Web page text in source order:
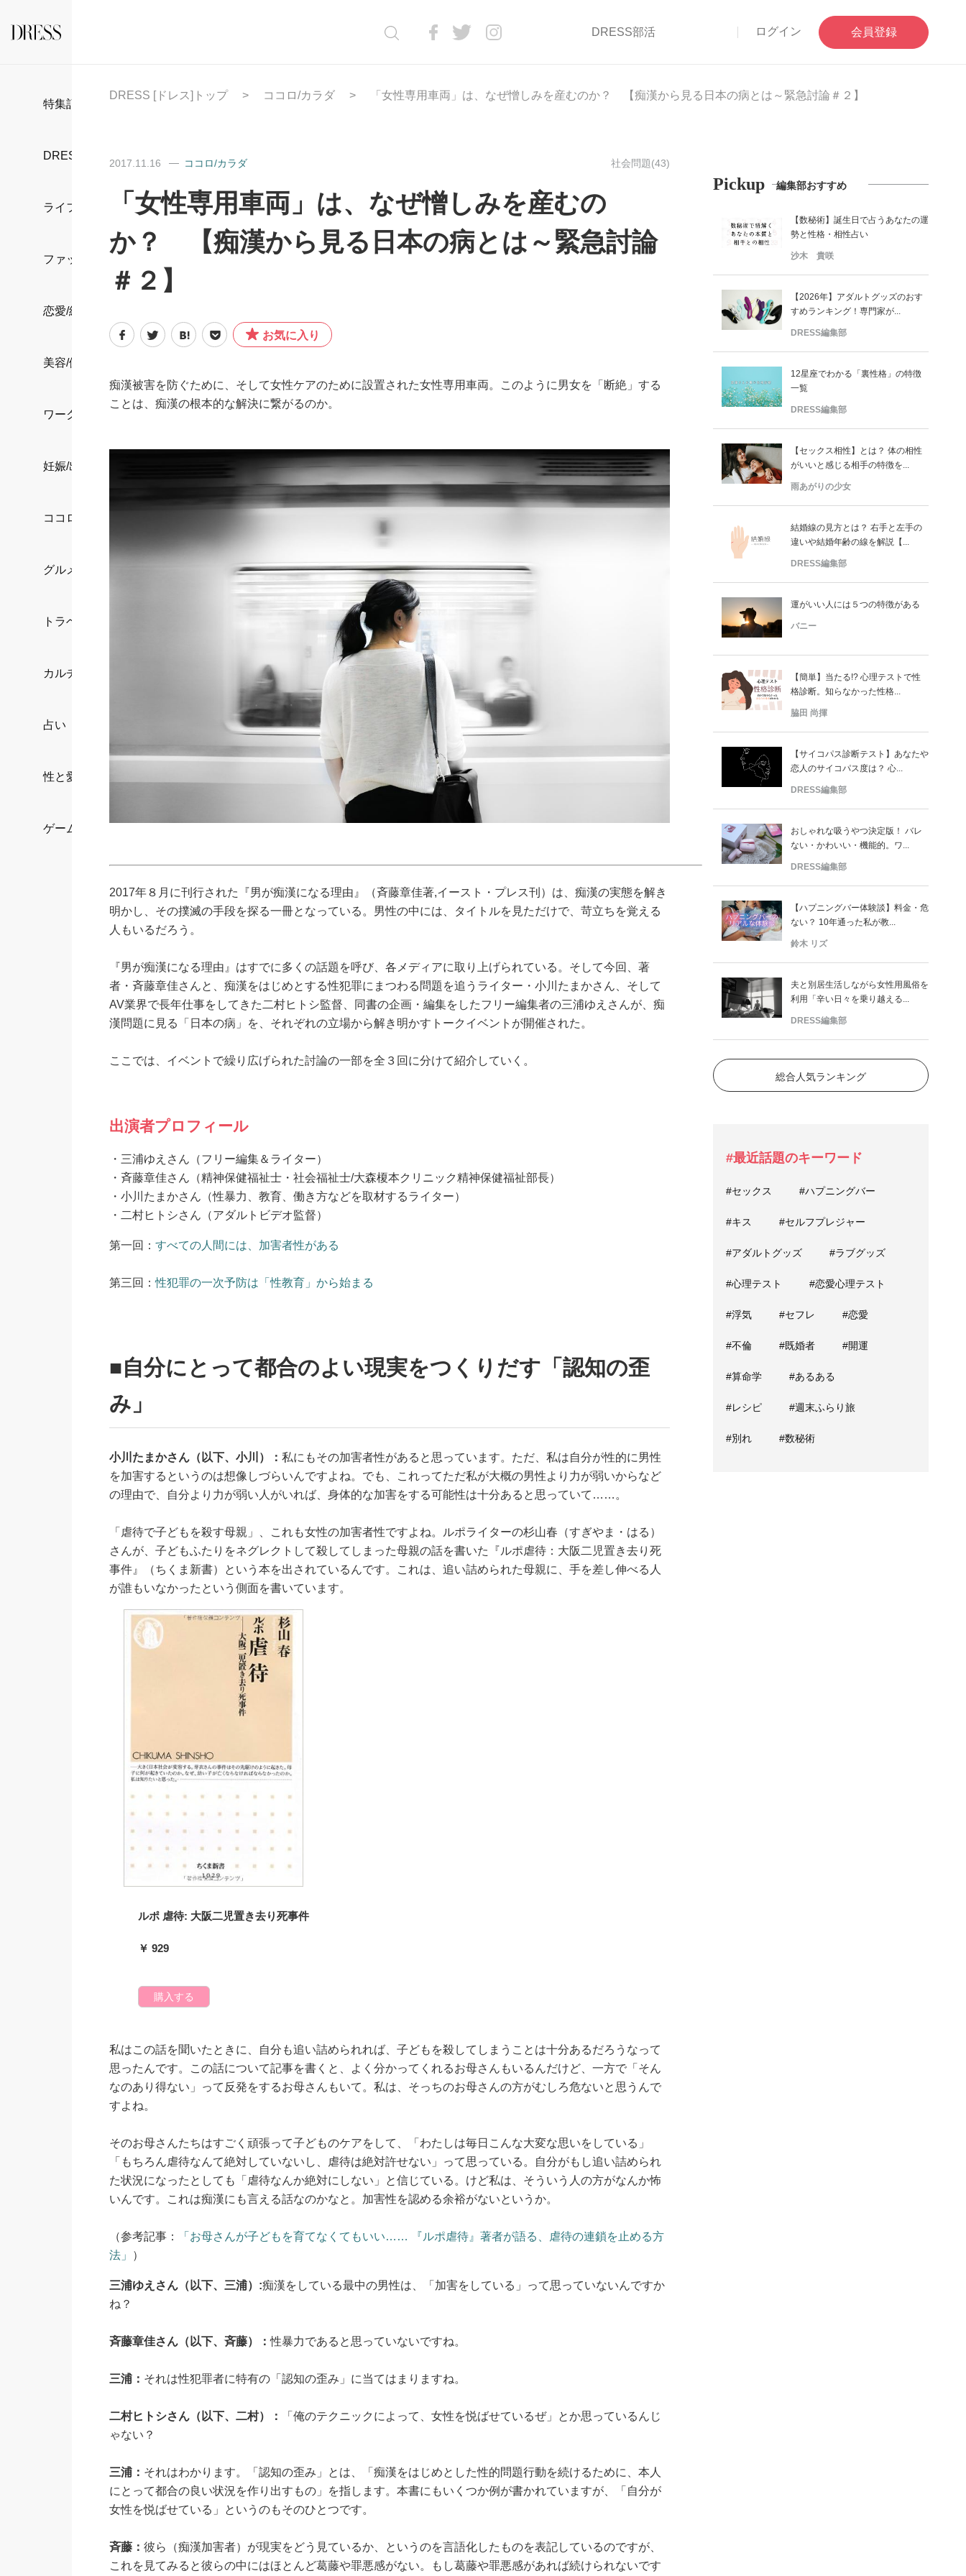
DRESS部活 ログイン 会員登録
特集記事
DRESS部活
ライフスタイル
ファッション
恋愛/結婚/離婚
美容/健康
ワークスタイル
妊娠/出産/家族
ココロ/カラダ
グルメ
トラベル
カルチャー/エンタメ
占い
性と愛
ゲーム
DRESS [ドレス]トップ ココロ/カラダ 「女性専用車両」は、なぜ憎しみを産むのか？ 【痴漢から見る日本の病とは～緊急討論＃２】
2017.11.16 ココロ/カラダ 社会問題(43)
「女性専用車両」は、なぜ憎しみを産むの
か？ 【痴漢から見る日本の病とは～緊急討論
＃２】
お気に入り
痴漢被害を防ぐために、そして女性ケアのために設置された女性専用車両。このように男女を「断絶」する
ことは、痴漢の根本的な解決に繋がるのか。
2017年８月に刊行された『男が痴漢になる理由』（斉藤章佳著,イースト・プレス刊）は、痴漢の実態を解き
明かし、その撲滅の手段を探る一冊となっている。男性の中には、タイトルを見ただけで、苛立ちを覚える
人もいるだろう。
『男が痴漢になる理由』はすでに多くの話題を呼び、各メディアに取り上げられている。そして今回、著
者・斉藤章佳さんと、痴漢をはじめとする性犯罪にまつわる問題を追うライター・小川たまかさん、そして
AV業界で長年仕事をしてきた二村ヒトシ監督、同書の企画・編集をしたフリー編集者の三浦ゆえさんが、痴
漢問題に見る「日本の病」を、それぞれの立場から解き明かすトークイベントが開催された。
ここでは、イベントで繰り広げられた討論の一部を全３回に分けて紹介していく。
出演者プロフィール
・三浦ゆえさん（フリー編集＆ライター）
・斉藤章佳さん（精神保健福祉士・社会福祉士/大森榎本クリニック精神保健福祉部長）
・小川たまかさん（性暴力、教育、働き方などを取材するライター）
・二村ヒトシさん（アダルトビデオ監督）
第一回： すべての人間には、加害者性がある
第三回：性犯罪の一次予防は「性教育」から始まる
■自分にとって都合のよい現実をつくりだす「認知の歪
み」
小川たまかさん（以下、小川）： 私にもその加害者性があると思っています。ただ、私は自分が性的に男性
を加害するというのは想像しづらいんですよね。でも、これってただ私が大概の男性より力が弱いからなど
の理由で、自分より力が弱い人がいれば、身体的な加害をする可能性は十分あると思っていて……。
「虐待で子どもを殺す母親」、これも女性の加害者性ですよね。ルポライターの杉山春（すぎやま・はる）
さんが、子どもふたりをネグレクトして殺してしまった母親の話を書いた『ルポ虐待：大阪二児置き去り死
事件』（ちくま新書）という本を出されているんです。これは、追い詰められた母親に、手を差し伸べる人
が誰もいなかったという側面を書いています。
ルポ 虐待: 大阪二児置き去り死事件
￥ 929
購入する
私はこの話を聞いたときに、自分も追い詰められれば、子どもを殺してしまうことは十分あるだろうなって
思ったんです。この話について記事を書くと、よく分かってくれるお母さんもいるんだけど、一方で「そん
なのあり得ない」って反発をするお母さんもいて。私は、そっちのお母さんの方がむしろ危ないと思うんで
すよね。
そのお母さんたちはすごく頑張って子どものケアをして、「わたしは毎日こんな大変な思いをしている」
「もちろん虐待なんて絶対していないし、虐待は絶対許せない」って思っている。自分がもし追い詰められ
た状況になったとしても「虐待なんか絶対にしない」と信じている。けど私は、そういう人の方がなんか怖
いんです。これは痴漢にも言える話なのかなと。加害性を認める余裕がないというか。
（参考記事：
「お母さんが子どもを育てなくてもいい…… 『ルポ虐待』著者が語る、虐待の連鎖を止める方
法」
）
三浦ゆえさん（以下、三浦）:痴漢をしている最中の男性は、「加害をしている」って思っていないんですか
ね？
斉藤章佳さん（以下、斉藤）：性暴力であると思っていないですね。
三浦： それは性犯罪者に特有の「認知の歪み」に当てはまりますね。
二村ヒトシさん（以下、二村）：
「俺のテクニックによって、女性を悦ばせているぜ」とか思っているんじ
ゃない？
三浦： それはわかります。「認知の歪み」とは、「痴漢をはじめとした性的問題行動を続けるために、本人
にとって都合の良い状況を作り出すもの」を指します。本書にもいくつか例が書かれていますが、「自分が
女性を悦ばせている」というのもそのひとつです。
斉藤： 彼ら（痴漢加害者）が現実をどう見ているか、というのを言語化したものを表記しているのですが、
これを見てみると彼らの中にはほとんど葛藤や罪悪感がない。もし葛藤や罪悪感があれば続けられないです
Pickup 編集部おすすめ
【数秘術】誕生日で占うあなたの運
勢と性格・相性占い
沙木 貴咲
【2026年】アダルトグッズのおす
すめランキング！専門家が...
DRESS編集部
12星座でわかる「裏性格」の特徴
一覧
DRESS編集部
【セックス相性】とは？ 体の相性
がいいと感じる相手の特徴を...
雨あがりの少女
結婚線の見方とは？ 右手と左手の
違いや結婚年齢の線を解説【...
DRESS編集部
運がいい人には５つの特徴がある
バニー
【簡単】当たる!? 心理テストで性
格診断。知らなかった性格...
脇田 尚揮
【サイコパス診断テスト】あなたや
恋人のサイコパス度は？ 心...
DRESS編集部
おしゃれな吸うやつ決定版！ バレ
ない・かわいい・機能的。ワ...
DRESS編集部
【ハプニングバー体験談】料金・危
ない？ 10年通った私が教...
鈴木 リズ
夫と別居生活しながら女性用風俗を
利用「辛い日々を乗り越える...
DRESS編集部
総合人気ランキング
#最近話題のキーワード
#セックス #ハプニングバー
#キス #セルフプレジャー
#アダルトグッズ #ラブグッズ
#心理テスト #恋愛心理テスト
#浮気 #セフレ #恋愛
#不倫 #既婚者 #開運
#算命学 #あるある
#レシピ #週末ふらり旅
#別れ #数秘術